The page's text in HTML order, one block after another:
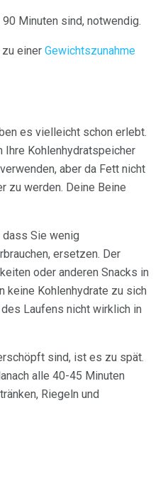
Minuten sind, notwendig.
einer Gewichtszunahme
es vielleicht schon erlebt.
Kohlenhydratspeicher
aber da Fett nicht
zu werden. Deine Beine
dass Sie wenig
ersetzen. Der
oder anderen Snacks in
keine Kohlenhydrate zu sich
Laufens nicht wirklich in
sind, ist es zu spät.
alle 40-45 Minuten
Riegeln und